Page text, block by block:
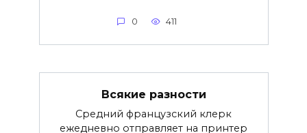
0 411
Всякие разности
Средний французский клерк
ежедневно отправляет на принтер